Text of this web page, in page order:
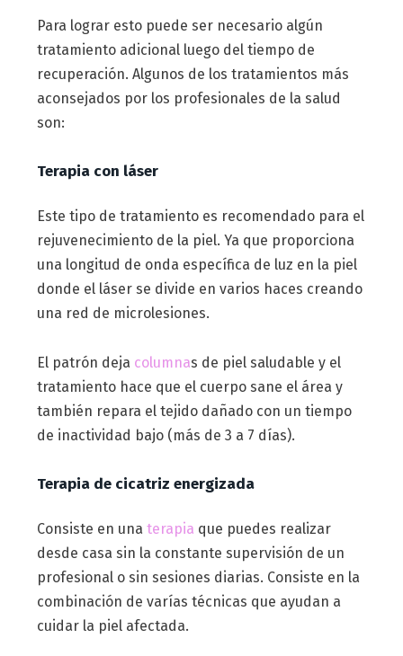
Para lograr esto puede ser necesario algún
tratamiento adicional luego del tiempo de
recuperación. Algunos de los tratamientos más
aconsejados por los profesionales de la salud
son:
Terapia con láser
Este tipo de tratamiento es recomendado para el
rejuvenecimiento de la piel. Ya que proporciona
una longitud de onda específica de luz en la piel
donde el láser se divide en varios haces creando
una red de microlesiones.
El patrón deja columnas de piel saludable y el
tratamiento hace que el cuerpo sane el área y
también repara el tejido dañado con un tiempo
de inactividad bajo (más de 3 a 7 días).
Terapia de cicatriz energizada
Consiste en una terapia que puedes realizar
desde casa sin la constante supervisión de un
profesional o sin sesiones diarias. Consiste en la
combinación de varías técnicas que ayudan a
cuidar la piel afectada.